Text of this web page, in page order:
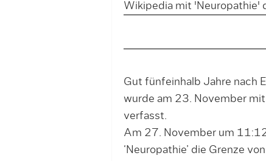
Wikipedia mit 'Neuropathie'
Gut fünfeinhalb Jahre nach
wurde am 23. November
verfasst.
Am 27. November um
‘Neuropathie’ die Grenze